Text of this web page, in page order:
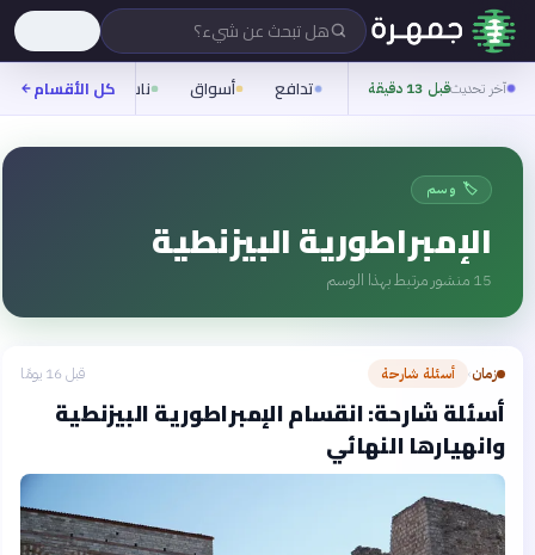
هل تبحث عن شيء؟
آخر تحديثقبل 13 دقيقة تدافع أسواق ناس روح
كل الأقسام
🏷️ وسم
الإمبراطورية البيزنطية
15 منشور مرتبط بهذا الوسم
زمان› أسئلة شارحة قبل 16 يومًا
أسئلة شارحة: انقسام الإمبراطورية البيزنطية
وانهيارها النهائي